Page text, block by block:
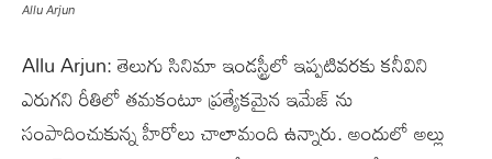
Allu Arjun
Allu Arjun: తెలుగు సినిమా ఇండస్ట్రీలో ఇప్పటివరకు కనీవిని
ఎరుగని రీతిలో తమకంటూ ప్రత్యేకమైన ఇమేజ్ ను
సంపాదించుకున్న హీరోలు చాలామంది ఉన్నారు. అందులో అల్లు